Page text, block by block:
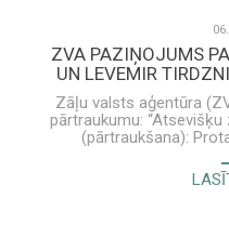
ZVA PAZIŅOJUMS
UN LEVEMIR
Zāļu valsts aģentūra
pārtraukumu:
(pārtraukšana):
Novo Nordisk Latvia
speciālistam par